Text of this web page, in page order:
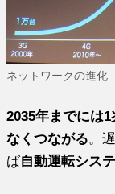
ネットワークの進化
2035年までには
なくつながる。
ば自動運転シス